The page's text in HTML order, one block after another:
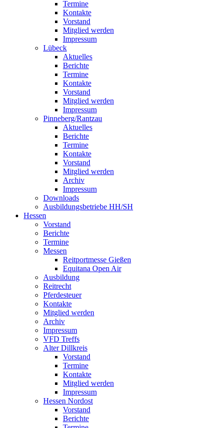
Termine
Kontakte
Vorstand
Mitglied werden
Impressum
Lübeck
Aktuelles
Berichte
Termine
Kontakte
Vorstand
Mitglied werden
Impressum
Pinneberg/Rantzau
Aktuelles
Berichte
Termine
Kontakte
Vorstand
Mitglied werden
Archiv
Impressum
Downloads
Ausbildungsbetriebe HH/SH
Hessen
Vorstand
Berichte
Termine
Messen
Reitportmesse Gießen
Equitana Open Air
Ausbildung
Reitrecht
Pferdesteuer
Kontakte
Mitglied werden
Archiv
Impressum
VFD Treffs
Alter Dillkreis
Vorstand
Termine
Kontakte
Mitglied werden
Impressum
Hessen Nordost
Vorstand
Berichte